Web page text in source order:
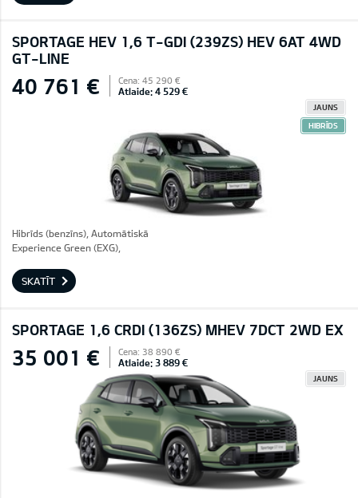
SPORTAGE HEV 1,6 T-GDI (239ZS) HEV 6AT 4WD
GT-LINE
40 761 € Cena: 45 290 €
Atlaide: 4 529 €
JAUNS
HIBRĪDS
Hibrīds (benzīns), Automātiskā
Experience Green (EXG),
SKATĪT
SPORTAGE 1,6 CRDI (136ZS) MHEV 7DCT 2WD EX
35 001 € Cena: 38 890 €
Atlaide: 3 889 €
JAUNS